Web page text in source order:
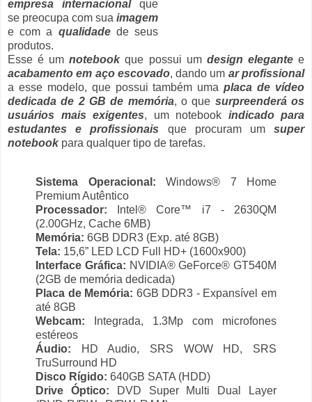
empresa internacionalque
se preocupa com sua imagem
e com a qualidadede seus
produtos.
Esse é umnotebookque possui um design elegantee
acabamento em aço escovado, dando um ar profissional
a esse modelo, que possui também umaplaca de vídeo
dedicada de 2 GB de memória, o que surpreenderá os
usuários mais exigentes, um notebook indicado para
estudantes e profissionais que procuram umsuper
notebookpara qualquer tipo de tarefas.
Sistema Operacional: Windows® 7 Home
Premium Autêntico
Processador: Intel® Core™ i7 - 2630QM
(2.00GHz, Cache 6MB)
Memória: 6GB DDR3 (Exp. até 8GB)
Tela: 15,6” LED LCD Full HD+ (1600x900)
Interface Gráfica: NVIDIA® GeForce® GT540M
(2GB de memória dedicada)
Placa de Memória: 6GB DDR3 - Expansível em
até 8GB
Webcam: Integrada, 1.3Mp com microfones
estéreos
Áudio: HD Audio, SRS WOW HD, SRS
TruSurround HD
Disco Rígido: 640GB SATA (HDD)
Drive Óptico: DVD Super Multi Dual Layer